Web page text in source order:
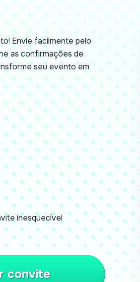
Envie facilmente pelo
as confirmações de
seu evento em
inesquecível
convite